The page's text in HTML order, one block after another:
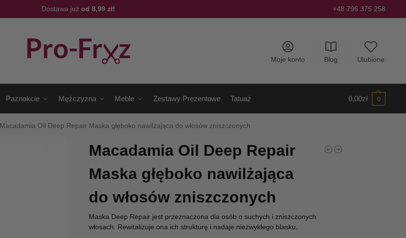
Dostawa już od 8,99 zł! +48 796 375 258
Moje konto Blog Ulubione
Paznokcie Mężczyzna Meble Zestawy Prezentowe Tatuaż 0,00zł 0
Macadamia Oil Deep Repair Maska głęboko nawilżająca do włosów zniszczonych
Macadamia Oil Deep Repair
Maska głęboko nawilżająca
do włosów zniszczonych
Maska Deep Repair jest przeznaczona dla osób o suchych i zniszczonych
włosach. Rewitalizuje ona ich strukturę i nadaje niezwykłego blasku.